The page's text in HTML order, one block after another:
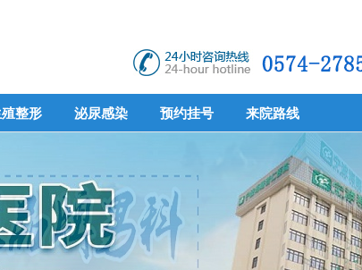
整形 泌尿感染 预约挂号 来院路线
来院路线